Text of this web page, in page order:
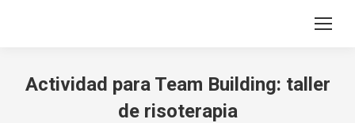
Search:
Actividad para Team Building: taller
de risoterapia